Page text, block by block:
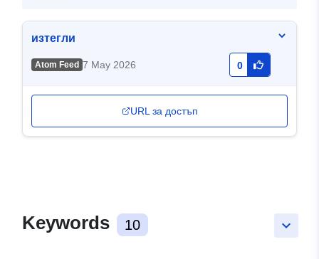
изтегли
Atom Feed 7 May 2026 0
URL за достъп
keyboard_arrow_down
Keywords 10